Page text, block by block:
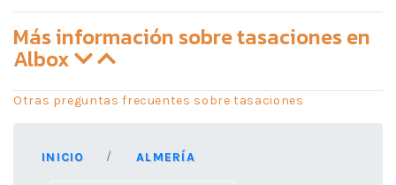
Más información sobre tasaciones en
Albox
Otras preguntas frecuentes sobre tasaciones
INICIO ALMERÍA